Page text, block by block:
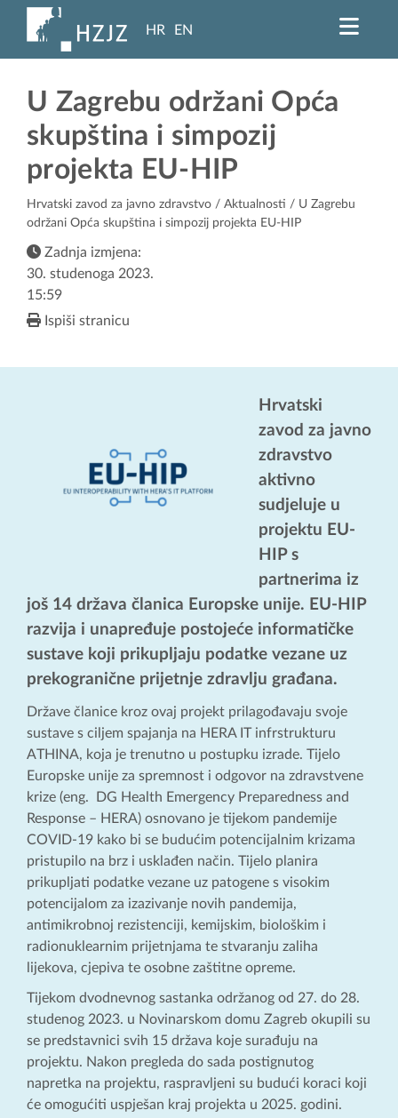
HR EN
U Zagrebu održani Opća
skupština i simpozij
projekta EU-HIP
Hrvatski zavod za javno zdravstvo / Aktualnosti / U Zagrebu
održani Opća skupština i simpozij projekta EU-HIP
Zadnja izmjena:
30. studenoga 2023.
15:59
Ispiši stranicu
Hrvatski
zavod za javno
zdravstvo
aktivno
sudjeluje u
projektu EU-
HIP s
partnerima iz
još 14 država članica Europske unije. EU-HIP
razvija i unapređuje postojeće informatičke
sustave koji prikupljaju podatke vezane uz
prekogranične prijetnje zdravlju građana.
Države članice kroz ovaj projekt prilagođavaju svoje
sustave s ciljem spajanja na HERA IT infrstrukturu
ATHINA, koja je trenutno u postupku izrade. Tijelo
Europske unije za spremnost i odgovor na zdravstvene
krize (eng. DG Health Emergency Preparedness and
Response – HERA) osnovano je tijekom pandemije
COVID-19 kako bi se budućim potencijalnim krizama
pristupilo na brz i usklađen način. Tijelo planira
prikupljati podatke vezane uz patogene s visokim
potencijalom za izazivanje novih pandemija,
antimikrobnoj rezistenciji, kemijskim, biološkim i
radionuklearnim prijetnjama te stvaranju zaliha
lijekova, cjepiva te osobne zaštitne opreme.
Tijekom dvodnevnog sastanka održanog od 27. do 28.
studenog 2023. u Novinarskom domu Zagreb okupili su
se predstavnici svih 15 država koje surađuju na
projektu. Nakon pregleda do sada postignutog
napretka na projektu, raspravljeni su budući koraci koji
će omogućiti uspješan kraj projekta u 2025. godini.